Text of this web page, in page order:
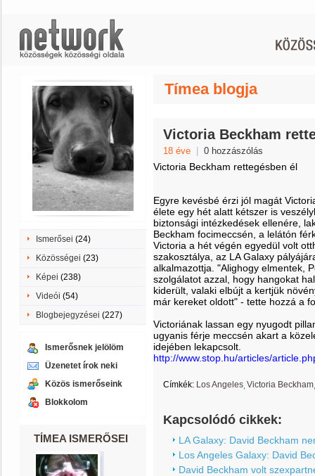
Ismerősei (24)
Közösségei (23)
Képei (238)
Videói (54)
Blogbejegyzései (227)
Ismerősnek jelölöm
Üzenetet írok neki
Közös ismerőseink
Blokkolom
TÍMEA ISMERŐSEI
Tímea blogja
Victoria Beckham
18 éve 0 hozzászólás
Victoria Beckham rettegésben él
Egyre kevésbé érzi jól magát
élete egy hét alatt kétszer is
biztonsági intézkedések ellenére,
Beckham focimeccsén, a lelátón
Victoria a hét végén egyedül volt
szakosztálya, az LA Galaxy
alkalmazottja. "Alighogy elmentek,
szolgálatot azzal, hogy hangokat
kiderült, valaki elbújt a kertjük
már kereket oldott" - tette hozzá a
Victoriának lassan egy nyugodt
ugyanis férje meccsén akart a
idejében lekapcsolt.
http://www.stop.hu/articles/
Címkék: Los Angeles Victoria Beckham
Kapcsolódó cikkek:
LA Galaxy: David Beckham
Los Angeles Galaxy: David
David Beckham volt